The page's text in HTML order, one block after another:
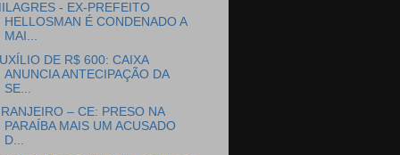
- EX-PREFEITO
HELLOSMAN É CONDENADO A
MAI...
DE R$ 600: CAIXA
ANUNCIA ANTECIPAÇÃO DA
SE...
– CE: PRESO NA
PARAÍBA MAIS UM ACUSADO
D...